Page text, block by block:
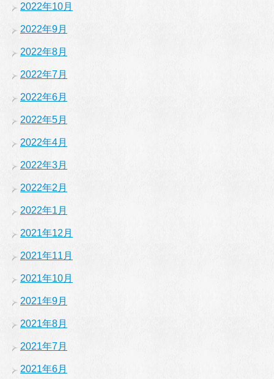
2022年10月
2022年9月
2022年8月
2022年7月
2022年6月
2022年5月
2022年4月
2022年3月
2022年2月
2022年1月
2021年12月
2021年11月
2021年10月
2021年9月
2021年8月
2021年7月
2021年6月